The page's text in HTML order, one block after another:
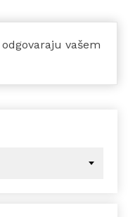
vašem